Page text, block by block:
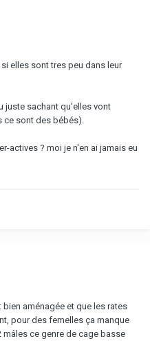
elles sont tres peu dans leur
juste sachant qu'elles vont
sont des bébés).
actives ? moi je n'en ai jamais eu
aménagée et que les rates
pour des femelles ça manque
mâles ce genre de cage basse